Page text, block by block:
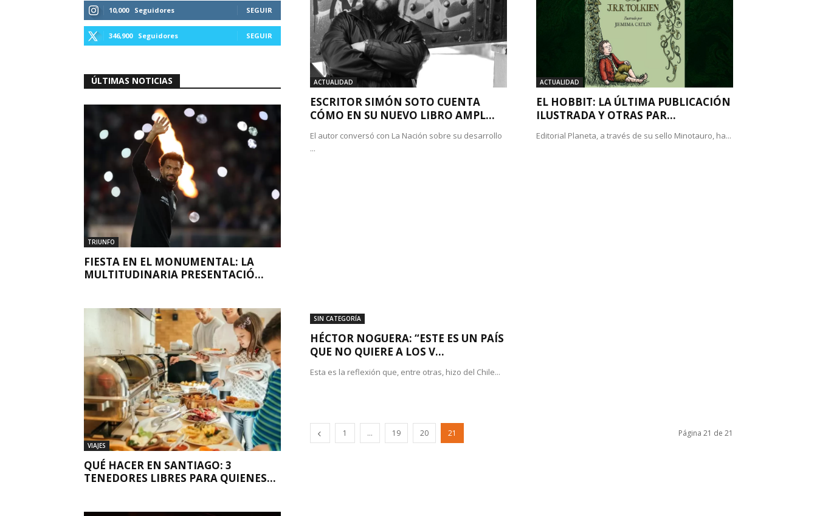
ACTUALIDAD
ESCRITOR SIMÓN SOTO CUENTA
CÓMO EN SU NUEVO LIBRO AMPL...
El autor conversó con La Nación sobre su desarrollo
...
ACTUALIDAD
EL HOBBIT: LA ÚLTIMA PUBLICACIÓN
ILUSTRADA Y OTRAS PAR...
Editorial Planeta, a través de su sello Minotauro, ha...
SIN CATEGORÍA
HÉCTOR NOGUERA: “ESTE ES UN PAÍS
QUE NO QUIERE A LOS V...
Esta es la reflexión que, entre otras, hizo del Chile...
1 … 19 20 21 Página 21 de 21
10,000 Seguidores SEGUIR
346,900 Seguidores SEGUIR
ÚLTIMAS NOTICIAS
TRIUNFO
FIESTA EN EL MONUMENTAL: LA
MULTITUDINARIA PRESENTACIÓ...
VIAJES
QUÉ HACER EN SANTIAGO: 3
TENEDORES LIBRES PARA QUIENES...